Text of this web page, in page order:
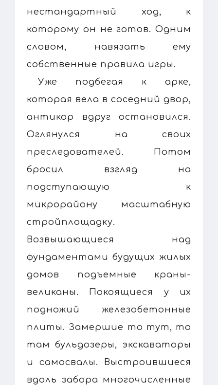
нестандартный ход, к
которому он не готов. Одним
словом, навязать ему
собственные правила игры.
Уже подбегая к арке,
которая вела в соседний двор,
антикор вдруг остановился.
Оглянулся на своих
преследователей. Потом
бросил взгляд на
подступающую к
микрорайону масштабную
стройплощадку.
Возвышающиеся над
фундаментами будущих жилых
домов подъемные краны-
великаны. Покоящиеся у их
подножий железобетонные
плиты. Замершие то тут, то
там бульдозеры, экскаваторы
и самосвалы. Выстроившиеся
вдоль забора многочисленные